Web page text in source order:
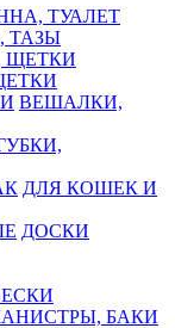
ТУАЛЕТ
ТАЗЫ
ВЕШАЛКИ,
ДЛЯ КОШЕК И
ДОСКИ
БАКИ